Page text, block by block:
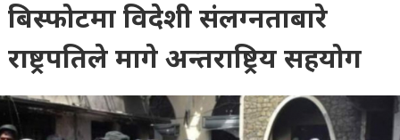
बिस्फोटमा विदेशी संलग्नताबारे
राष्ट्रपतिले मागे अन्तराष्ट्रिय सहयोग